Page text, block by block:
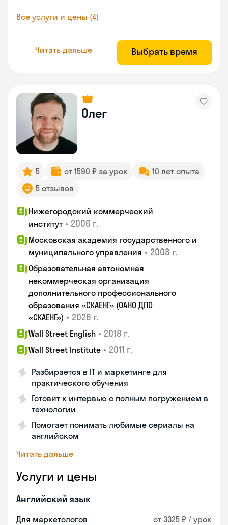
Все услуги и цены (4)
Читать дальше Выбрать время
Олег
5 от 1590 ₽ за урок
10 лет опыта
5 отзывов
Нижегородский коммерческий
институт • 2006 г.
Московская академия государственного и
муниципального управления • 2008 г.
Образовательная автономная
некоммерческая организация
дополнительного профессионального
образования «СКАЕНГ» (ОАНО ДПО
«СКАЕНГ») • 2026 г.
Wall Street English • 2018 г.
Wall Street Institute • 2011 г.
Разбирается в IT и маркетинге для
практического обучения
Готовит к интервью с полным погружением в
технологии
Помогает понимать любимые сериалы на
английском
Читать дальше
Услуги и цены
Английский язык
Для маркетологов от 3325 ₽ / урок